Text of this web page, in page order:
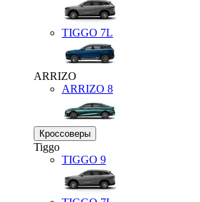
TIGGO 7L
ARRIZO
ARRIZO 8
Кроссоверы
Tiggo
TIGGO 9